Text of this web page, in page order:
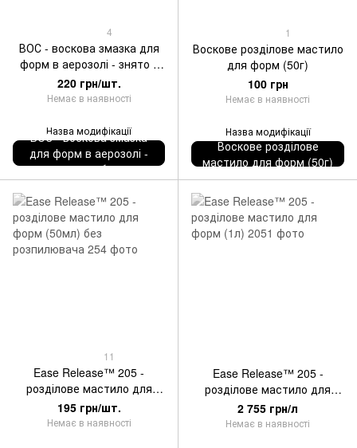
4
ВОС - воскова змазка для
форм в аерозолі - знято з
виробництва
220 грн/шт.
Немає в наявності
Назва модифікації
ВОС - воскова змазка
для форм в аерозолі -
знято з виробництва
1
Воскове розділове мастило
для форм (50г)
100 грн
Немає в наявності
Назва модифікації
Воскове розділове
мастило для форм (50г)
11
Ease Release™ 205 -
розділове мастило для
форм (50мл) без
розпилювача
195 грн/шт.
Немає в наявності
Ease Release™ 205 -
розділове мастило для
форм (1л)
2 755 грн/л
Немає в наявності